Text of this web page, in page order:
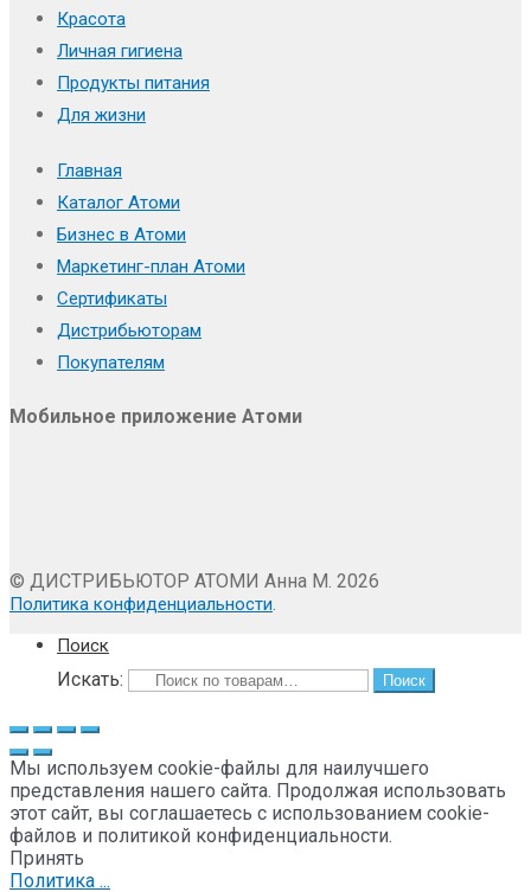
Красота
Личная гигиена
Продукты питания
Для жизни
Главная
Каталог Атоми
Бизнес в Атоми
Маркетинг-план Атоми
Сертификаты
Дистрибьюторам
Покупателям
Мобильное приложение Атоми
© ДИСТРИБЬЮТОР АТОМИ Анна М. 2026
Политика конфиденциальности.
Поиск
Искать: Поиск
Мы используем cookie-файлы для наилучшего
представления нашего сайта. Продолжая использовать
этот сайт, вы соглашаетесь с использованием cookie-
файлов и политикой конфиденциальности.
Принять
Политика ...